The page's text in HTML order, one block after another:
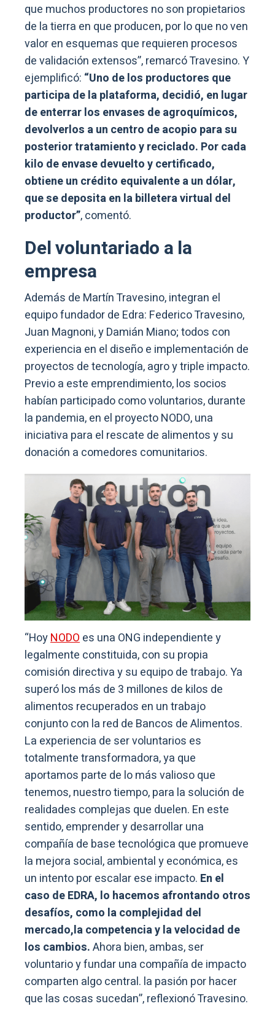
que muchos productores no son propietarios
de la tierra en que producen, por lo que no ven
valor en esquemas que requieren procesos
de validación extensos”, remarcó Travesino. Y
ejemplificó: “Uno de los productores que
participa de la plataforma, decidió, en lugar
de enterrar los envases de agroquímicos,
devolverlos a un centro de acopio para su
posterior tratamiento y reciclado. Por cada
kilo de envase devuelto y certificado,
obtiene un crédito equivalente a un dólar,
que se deposita en la billetera virtual del
productor”, comentó.
Del voluntariado a la
empresa
Además de Martín Travesino, integran el
equipo fundador de Edra: Federico Travesino,
Juan Magnoni, y Damián Miano; todos con
experiencia en el diseño e implementación de
proyectos de tecnología, agro y triple impacto.
Previo a este emprendimiento, los socios
habían participado como voluntarios, durante
la pandemia, en el proyecto NODO, una
iniciativa para el rescate de alimentos y su
donación a comedores comunitarios.
“HoyNODOes una ONG independiente y
legalmente constituida, con su propia
comisión directiva y su equipo de trabajo. Ya
superó los más de 3 millones de kilos de
alimentos recuperados en un trabajo
conjunto con la red de Bancos de Alimentos.
La experiencia de ser voluntarios es
totalmente transformadora, ya que
aportamos parte de lo más valioso que
tenemos, nuestro tiempo, para la solución de
realidades complejas que duelen. En este
sentido, emprender y desarrollar una
compañía de base tecnológica que promueve
la mejora social, ambiental y económica, es
un intento por escalar ese impacto. En el
caso de EDRA, lo hacemos afrontando otros
desafíos, como la complejidad del
mercado,la competencia y la velocidad de
los cambios.Ahora bien, ambas, ser
voluntario y fundar una compañía de impacto
comparten algo central. la pasión por hacer
que las cosas sucedan”, reflexionó Travesino.